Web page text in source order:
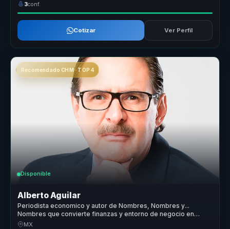
3conf.
Cotizar Ver Perfil
Recomendado CHM · TOP 4
Disponible
Alberto Aguilar
Periodista economico y autor de Nombres, Nombres y...
Nombres que convierte finanzas y entorno de negocio en
claridad para lideres.
MX